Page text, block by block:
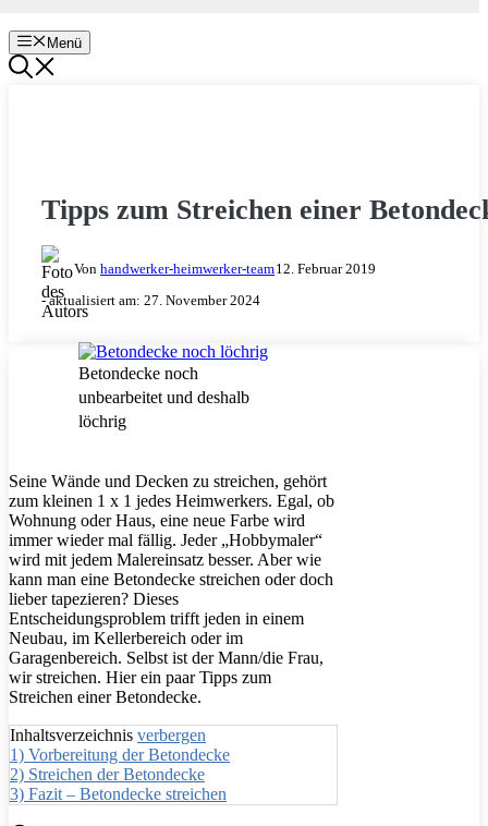
Menü
Tipps zum Streichen einer
Von handwerker-heimwerker-team12. Februar 2019
- aktualisiert am: 27. November 2024
Betondecke noch
unbearbeitet und deshalb
löchrig
Seine Wände und Decken zu streichen, gehört
zum kleinen 1 x 1 jedes Heimwerkers. Egal, ob
Wohnung oder Haus, eine neue Farbe wird
immer wieder mal fällig. Jeder „Hobbymaler“
wird mit jedem Malereinsatz besser. Aber wie
kann man eine Betondecke streichen oder doch
lieber tapezieren? Dieses
Entscheidungsproblem trifft jeden in einem
Neubau, im Kellerbereich oder im
Garagenbereich. Selbst ist der Mann/die Frau,
wir streichen. Hier ein paar Tipps zum
Streichen einer Betondecke.
Inhaltsverzeichnis verbergen
1) Vorbereitung der Betondecke
2) Streichen der Betondecke
3) Fazit – Betondecke streichen